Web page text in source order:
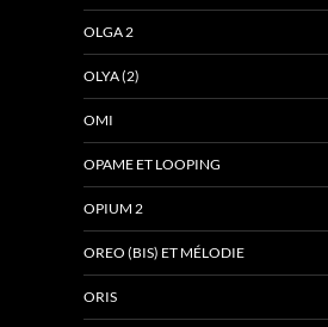
OLGA 2
OLYA (2)
OMI
OPAME ET LOOPING
OPIUM 2
OREO (BIS) ET MÉLODIE
ORIS